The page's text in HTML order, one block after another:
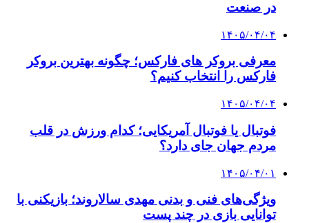
در صنعت
۱۴۰۵/۰۴/۰۴
معرفی بروکر های فارکس؛ چگونه بهترین بروکر
فارکس را انتخاب کنیم؟
۱۴۰۵/۰۴/۰۴
فوتبال یا فوتبال آمریکایی؛ کدام ورزش در قلب
مردم جهان جای دارد؟
۱۴۰۵/۰۴/۰۱
ویژگی‌های فنی و بدنی مهدی سالاروند؛ بازیکنی با
توانایی بازی در چند پست